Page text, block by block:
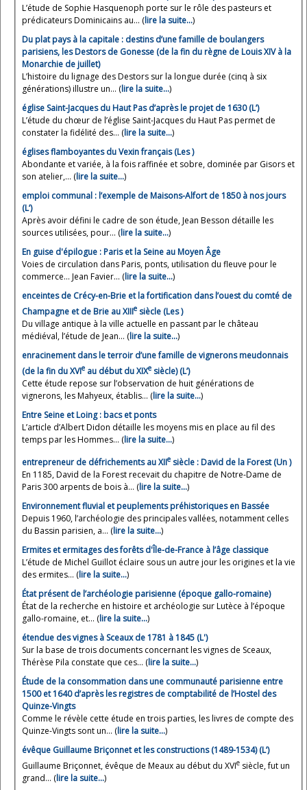
L’étude de Sophie Hasquenoph porte sur le rôle des pasteurs et
prédicateurs Dominicains au... (lire la suite…)
Du plat pays à la capitale : destins d’une famille de boulangers
parisiens, les Destors de Gonesse (de la fin du règne de Louis XIV à la
Monarchie de juillet)
L’histoire du lignage des Destors sur la longue durée (cinq à six
générations) illustre un... (lire la suite…)
église Saint-Jacques du Haut Pas d’après le projet de 1630 (L’)
L’étude du chœur de l’église Saint-Jacques du Haut Pas permet de
constater la fidélité des... (lire la suite…)
églises flamboyantes du Vexin français (Les )
Abondante et variée, à la fois raffinée et sobre, dominée par Gisors et
son atelier,... (lire la suite…)
emploi communal : l’exemple de Maisons-Alfort de 1850 à nos jours
(L’)
Après avoir défini le cadre de son étude, Jean Besson détaille les
sources utilisées, pour... (lire la suite…)
En guise d'épilogue : Paris et la Seine au Moyen Âge
Voies de circulation dans Paris, ponts, utilisation du fleuve pour le
commerce… Jean Favier... (lire la suite…)
enceintes de Crécy-en-Brie et la fortification dans l’ouest du comté de
Champagne et de Brie au XIIIe siècle (Les )
Du village antique à la ville actuelle en passant par le château
médiéval, l’étude de Jean... (lire la suite…)
enracinement dans le terroir d’une famille de vignerons meudonnais
(de la fin du XVIe au début du XIXe siècle) (L’)
Cette étude repose sur l’observation de huit générations de
vignerons, les Mahyeux, établis... (lire la suite…)
Entre Seine et Loing : bacs et ponts
L’article d’Albert Didon détaille les moyens mis en place au fil des
temps par les Hommes... (lire la suite…)
entrepreneur de défrichements au XIIe siècle : David de la Forest (Un )
En 1185, David de la Forest recevait du chapitre de Notre-Dame de
Paris 300 arpents de bois à... (lire la suite…)
Environnement fluvial et peuplements préhistoriques en Bassée
Depuis 1960, l’archéologie des principales vallées, notamment celles
du Bassin parisien, a... (lire la suite…)
Ermites et ermitages des forêts d'Île-de-France à l’âge classique
L’étude de Michel Guillot éclaire sous un autre jour les origines et la vie
des ermites... (lire la suite…)
État présent de l’archéologie parisienne (époque gallo-romaine)
État de la recherche en histoire et archéologie sur Lutèce à l’époque
gallo-romaine, et... (lire la suite…)
étendue des vignes à Sceaux de 1781 à 1845 (L')
Sur la base de trois documents concernant les vignes de Sceaux,
Thérèse Pila constate que ces... (lire la suite…)
Étude de la consommation dans une communauté parisienne entre
1500 et 1640 d’après les registres de comptabilité de l’Hostel des
Quinze-Vingts
Comme le révèle cette étude en trois parties, les livres de compte des
Quinze-Vingts sont un... (lire la suite…)
évêque Guillaume Briçonnet et les constructions (1489-1534) (L’)
Guillaume Briçonnet, évêque de Meaux au début du XVIe siècle, fut un
grand... (lire la suite…)